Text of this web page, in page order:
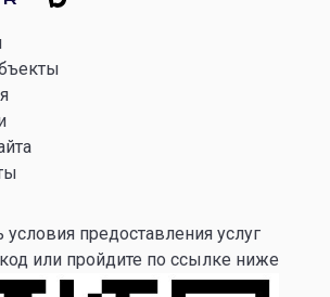
предоставления услуг
или пройдите по ссылке ниже